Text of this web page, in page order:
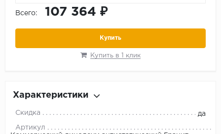
Всего: 107 364 ₽
Купить
Купить в 1 клик
Характеристики
Скидка да
Артикул